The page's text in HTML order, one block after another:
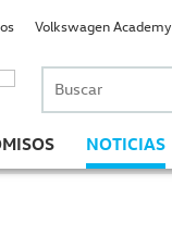
Buscar
por:
NOTICIAS
Volkswagen Academy